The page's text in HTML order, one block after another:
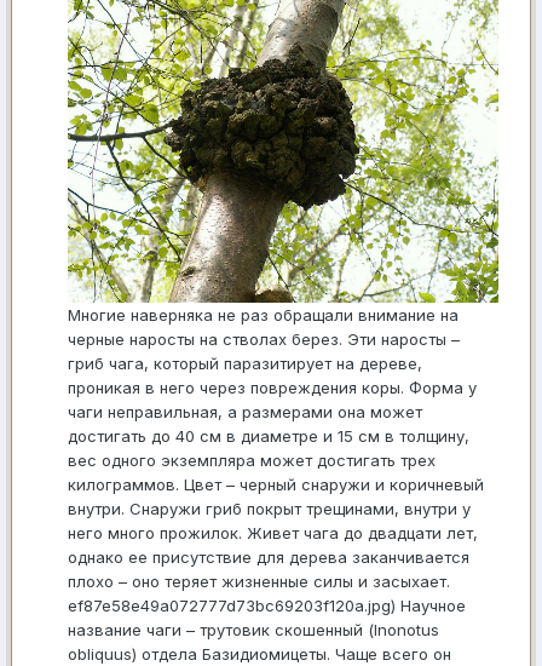
Многие наверняка не раз обращали внимание на
черные наросты на стволах берез. Эти наросты –
гриб чага, который паразитирует на дереве,
проникая в него через повреждения коры. Форма у
чаги неправильная, а размерами она может
достигать до 40 см в диаметре и 15 см в толщину,
вес одного экземпляра может достигать трех
килограммов. Цвет – черный снаружи и коричневый
внутри. Снаружи гриб покрыт трещинами, внутри у
него много прожилок. Живет чага до двадцати лет,
однако ее присутствие для дерева заканчивается
плохо – оно теряет жизненные силы и засыхает.
ef87e58e49a072777d73bc69203f120a.jpg) Научное
название чаги – трутовик скошенный (Inonotus
obliquus) отдела Базидиомицеты. Чаще всего он